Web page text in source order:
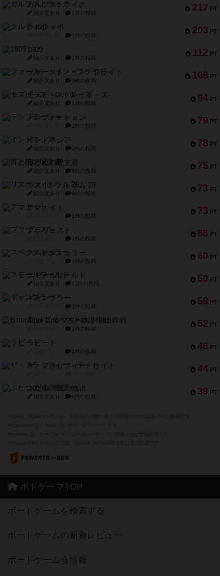
217 PT
ガルフストライク
紹介文あり 1件の投稿
203 PT
クルティボ
1件の投稿
112 PT
1809
紹介文あり 1件の投稿
108 PT
ファースト・イン・フライト
紹介文あり 3件の投稿
94 PT
モズビ－ズ・レイダ－ズ
紹介文あり 1件の投稿
79 PT
テンプテーション
2件の投稿
78 PT
インドネシア
紹介文あり 2件の投稿
75 PT
宵と暁の呪文書
紹介文あり 8件の投稿
73 PT
リスボン・トラム 28
紹介文あり 9件の投稿
73 PT
アマナイト
1件の投稿
66 PT
ブラヴェスト
1件の投稿
60 PT
スペクタキュラー
1件の投稿
59 PT
スモールワールド
紹介文あり 13件の投稿
58 PT
ギャンブラー
2件の投稿
52 PT
Bitter End ブタペスト救出作戦
1件の投稿
46 PT
ラピード
1件の投稿
44 PT
ザ・フラッフィー・ライト
39 PT
ふたつの城の物語
紹介文あり 6件の投稿
ボドゲーマTOP
ボードゲームを検索する
ボードゲームの新着レビュー
ボードゲーム会情報